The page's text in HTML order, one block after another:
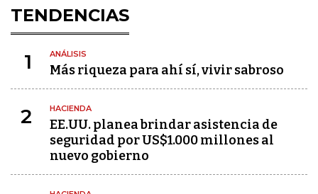
TENDENCIAS
1 ANÁLISIS
Más riqueza para ahí sí, vivir sabroso
2 HACIENDA
EE.UU. planea brindar asistencia de
seguridad por US$1.000 millones al
nuevo gobierno